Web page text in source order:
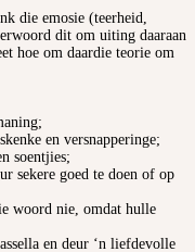
die emosie (teerheid,
dit om uiting daaraan
hoe om daardie teorie om
en versnapperinge;
soentjies;
sekere goed te doen of op
woord nie, omdat hulle
en deur ‘n liefdevolle